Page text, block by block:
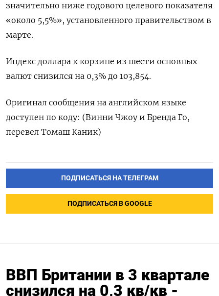
значительно ниже годового целевого показателя
«около 5,5%», установленного правительством в
марте.
Индекс доллара к корзине из шести основных
валют снизился на 0,3% до 103,854​.
Оригинал сообщения на английском языке
доступен по коду: (Винни Чжоу и Бренда Го,
перевел Томаш Каник)
ПОДПИСАТЬСЯ НА ТЕЛЕГРАМ
ПОДПИСАТЬСЯ В GOOGLE
ВВП Британии в 3 квартале
снизился на 0,3 кв/кв -